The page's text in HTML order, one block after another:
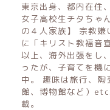
東京出身、都内在住
女子高校生チタちゃ
の４人家族】 宗教嫌
に「キリスト教福音
以上、海外出張をし
ったが、子育てを機
中。 趣味は旅行、陶
館、博物館など）
載。